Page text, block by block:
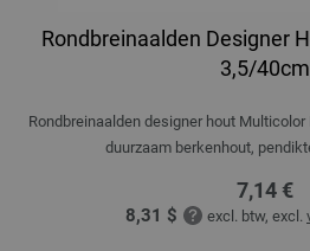
Rondbreinaalden Designer
3,5/40cm
Rondbreinaalden designer hout Multicolor
duurzaam berkenhout,
7,14 €
8,31 $ excl. btw, excl.